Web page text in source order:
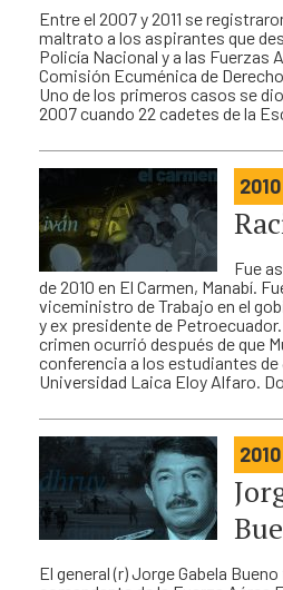
Entre el 2007 y 2011 se
maltrato a los aspirantes que
Policía Nacional y a las Fuerzas
Comisión Ecuménica de
Uno de los primeros casos se
2007 cuando 22 cadetes de la
2010
Fue
de 2010 en El Carmen, Manabí.
viceministro de Trabajo en el
y ex presidente de
crimen ocurrió después de que
conferencia a los estudiantes
Universidad Laica Eloy Alfaro.
2010
El general (r) Jorge Gabela